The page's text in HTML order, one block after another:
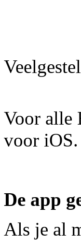
Voor alle
voor iOS.
De app
Als je al